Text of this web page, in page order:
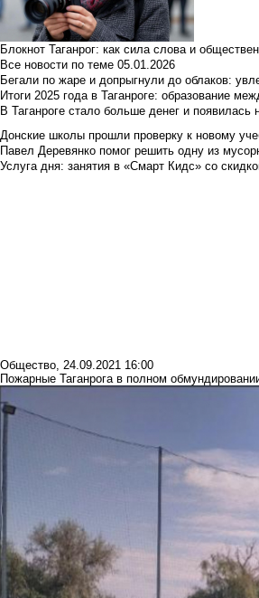
Блокнот Таганрог: как сила слова и
Все новости по теме 05.01.2026
Бегали по жаре и допрыгнули до облаков:
Итоги 2025 года в Таганроге: образование
В Таганроге стало больше денег и
Донские школы прошли проверку к новому
Павел Деревянко помог решить одну из
Услуга дня: занятия в «Смарт Кидс» со
Общество, 24.09.2021 16:00
Пожарные Таганрога в полном